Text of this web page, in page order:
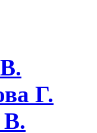
Г.
В.